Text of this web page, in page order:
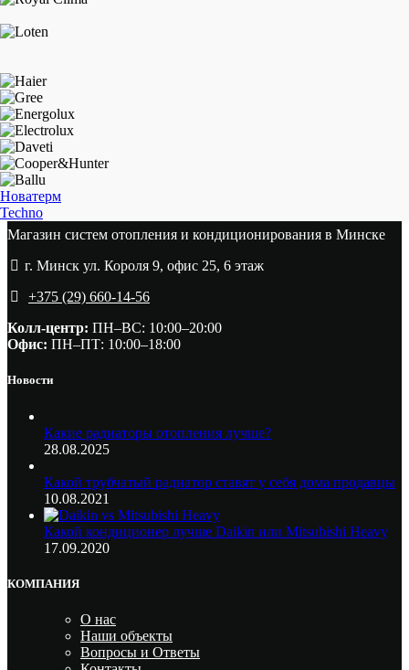
Новатерм
Techno
Магазин систем отопления и кондиционирования в Минске
г. Минск ул. Короля 9, офис 25, 6 этаж
+375 (29) 660-14-56
Колл-центр: ПН–ВС: 10:00–20:00​
Офис: ПН–ПТ: 10:00–18:00
Новости
Какие радиаторы отопления лучше?
28.08.2025
Какой трубчатый радиатор ставят у себя дома продавцы
10.08.2021
Какой кондиционер лучше Daikin или Mitsubishi Heavy
17.09.2020
КОМПАНИЯ
О нас
Наши объекты
Вопросы и Ответы